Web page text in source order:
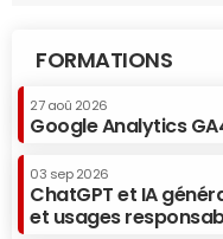
FORMATIONS
27 aoû 2026
Google Analytics
03 sep 2026
ChatGPT et IA
et usages